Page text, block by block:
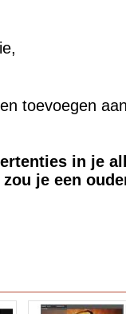
toevoegen
in je
je een